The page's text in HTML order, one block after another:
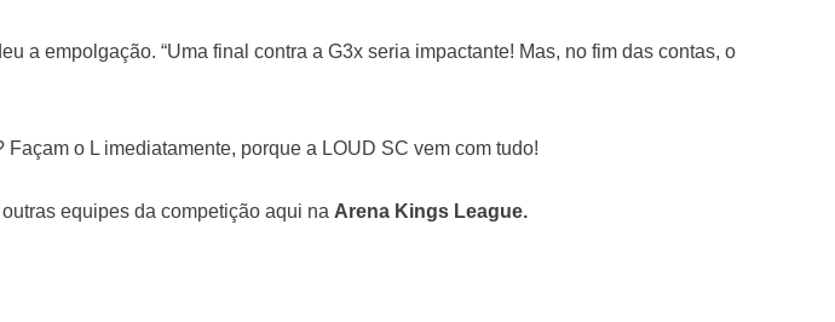
a empolgação. “Uma final contra a G3x seria impactante! Mas, no fim das contas, o
o L imediatamente, porque a LOUD SC vem com tudo!
equipes da competição aqui na Arena Kings League.